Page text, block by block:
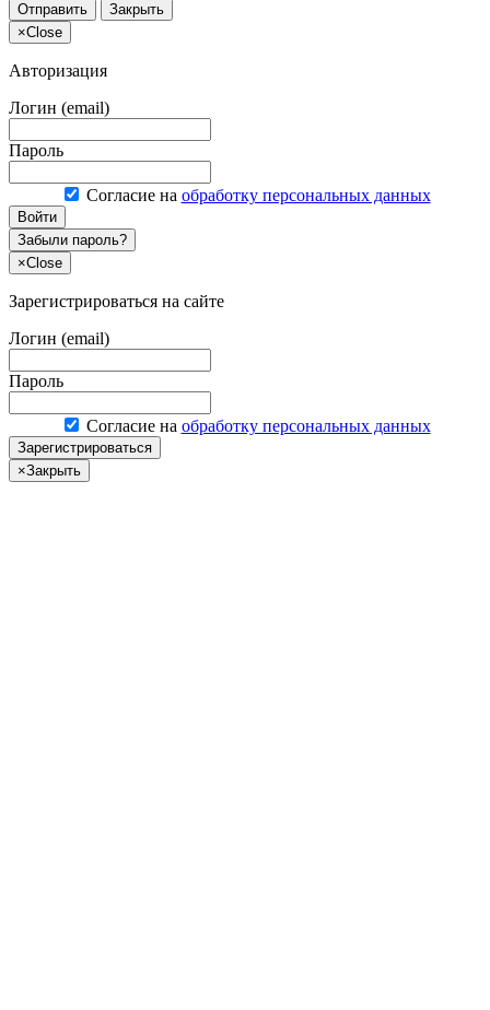
Отправить
Закрыть
×Close
Авторизация
Логин (email)
Пароль
Согласие на обработку персональных данных
Войти
Забыли пароль?
×Close
Зарегистрироваться на сайте
Логин (email)
Пароль
Согласие на обработку персональных данных
Зарегистрироваться
×Закрыть